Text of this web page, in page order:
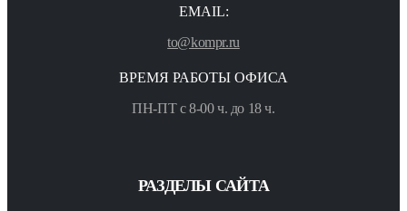
EMAIL:
to@kompr.ru
ВРЕМЯ РАБОТЫ ОФИСА
ПН-ПТ с 8-00 ч. до 18 ч.
РАЗДЕЛЫ САЙТА